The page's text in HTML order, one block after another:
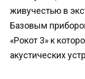
живучестью в
Базовым
«Рокот 3» к
акустических